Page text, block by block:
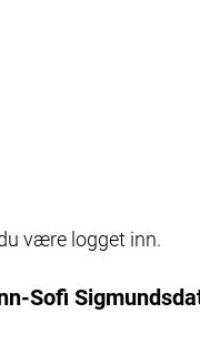
være logget inn.
Sofi